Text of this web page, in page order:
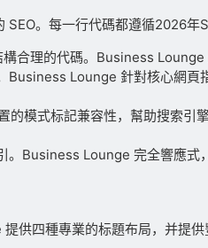
。每一行代碼都遵循2026年
合理的代碼。Business
Business Lounge 針對核心網
的模式标記兼容性，幫助搜索引
。Business Lounge 完全響應式
供四種專業的标題布局，并提供